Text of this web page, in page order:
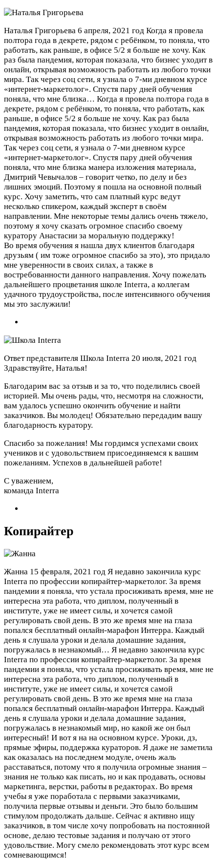
Наталья Григорьева 6 апреля, 2021 год Когда я провела
полтора года в декрете, рядом с ребёнком, то поняла, что
работать, как раньше, в офисе 5/2 я больше не хочу. Как
раз была пандемия, которая показала, что бизнес уходит в
онлайн, открывая возможность работать из любого точки
мира. Так через соц сети, я узнала о 7-ми дневном курсе
«интернет-маркетолог». Спустя пару дней обучения
поняла, что мне близка… Когда я провела полтора года в
декрете, рядом с ребёнком, то поняла, что работать, как
раньше, в офисе 5/2 я больше не хочу. Как раз была
пандемия, которая показала, что бизнес уходит в онлайн,
открывая возможность работать из любого точки мира.
Так через соц сети, я узнала о 7-ми дневном курсе
«интернет-маркетолог». Спустя пару дней обучения
поняла, что мне близка манера изложения материала,
Дмитрий Чевычалов – говорит четко, по делу и без
лишних эмоций. Поэтому я пошла на основной полный
курс. Хочу заметить, что сам платный курс ведут
несколько спикером, каждый эксперт в своём
направлении. Мне некоторые темы дались очень тяжело,
поэтому я хочу сказать огромное спасибо своему
куратору Анастасии за моральную поддержку!
Во время обучения я нашла двух клиентов благодаря
друзьям ( им тоже огромное спасибо за это), это придало
мне уверенности в своих силах, а также в
востребованности данного направления. Хочу пожелать
дальнейшего процветания школе Interra, а коллегам
удачного трудоустройства, после интенсивного обучения
мы это заслужили!
Ответ представителя Школа Interra 20 июля, 2021 год
Здравствуйте, Наталья!
Благодарим вас за отзыв и за то, что поделились своей
историей. Мы очень рады, что, несмотря на сложности,
вам удалось успешно окончить обучение и найти
заказчиков. Вы молодец! Обязательно передадим вашу
благодарность куратору.
Спасибо за пожелания! Мы гордимся успехами своих
учеников и с удовольствием присоединяемся к вашим
пожеланиям. Успехов в дальнейшей работе!
С уважением,
команда Interra
Копирайтер
Жанна 15 февраля, 2021 год Я недавно закончила курс
Interra по профессии копирайтер-маркетолог. За время
пандемии я поняла, что устала просиживать время, мне не
интересна эта работа, что диплом, полученный в
институте, уже не имеет силы, и хочется самой
регулировать свой день. В это же время мне на глаза
попался бесплатный онлайн-марафон Интерра. Каждый
день я слушала уроки и делала домашние задания,
погружалась в незнакомый… Я недавно закончила курс
Interra по профессии копирайтер-маркетолог. За время
пандемии я поняла, что устала просиживать время, мне не
интересна эта работа, что диплом, полученный в
институте, уже не имеет силы, и хочется самой
регулировать свой день. В это же время мне на глаза
попался бесплатный онлайн-марафон Интерра. Каждый
день я слушала уроки и делала домашние задания,
погружалась в незнакомый мир, но какой же он был
интересный! И вот я на на основном курсе. Уроки, дз,
прямые эфиры, поддержка кураторов. Я даже не заметила
как оказалась на последнем модуле, очень жаль
расставаться, потому что я получила огромные знания –
знания не только как писать, но и как продавать, основы
маркетинга, верстки, работы в редакторах. Во время
учебы я уже поработала с первыми заказчиками,
получила первые отзывы и деньги. Это было большим
стимулом продолжать дальше. Сейчас я активно ищу
заказчиков, в том числе хочу попробовать на постоянной
основе, делаю тестовые задания и получаю от этого
удовольствие. Могу смело рекомендовать этот курс всем
сомневающимся!